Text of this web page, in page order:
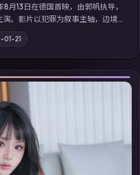
月13日在德国首映，由郭帆执导，
演。影片以犯罪为叙事主轴，边境
破；摄影与配乐强化地域气质；
清电视剧在线看」延展检索同类
剧体验。
01-21
▶